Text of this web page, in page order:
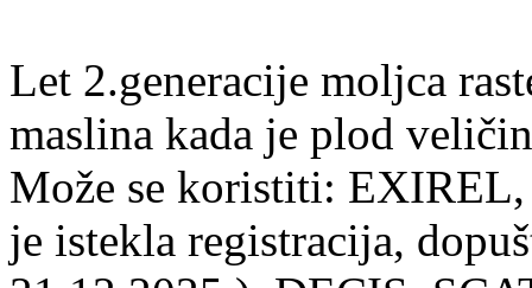
Let 2.generacije moljca
maslina kada je plod
Može se koristiti:
je istekla registracija,